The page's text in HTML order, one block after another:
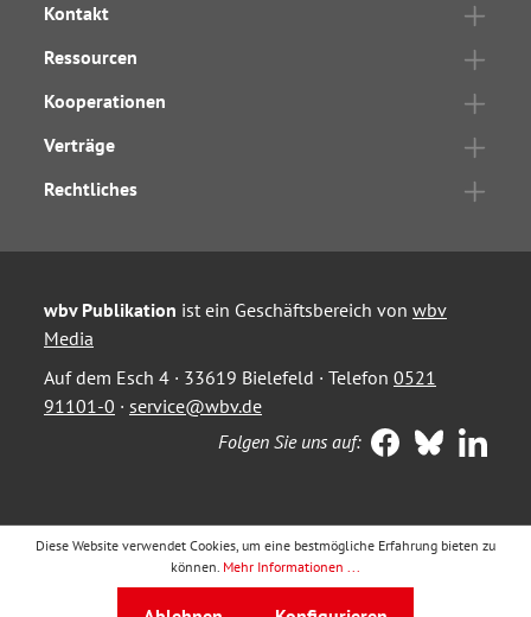
Kontakt
Ressourcen
Kooperationen
Verträge
Rechtliches
wbv Publikation ist ein Geschäftsbereich von wbv
Media
Auf dem Esch 4 · 33619 Bielefeld · Telefon 0521
91101-0 · service@wbv.de
Folgen Sie uns auf:
Diese Website verwendet Cookies, um eine bestmögliche Erfahrung bieten zu
können. Mehr Informationen ...